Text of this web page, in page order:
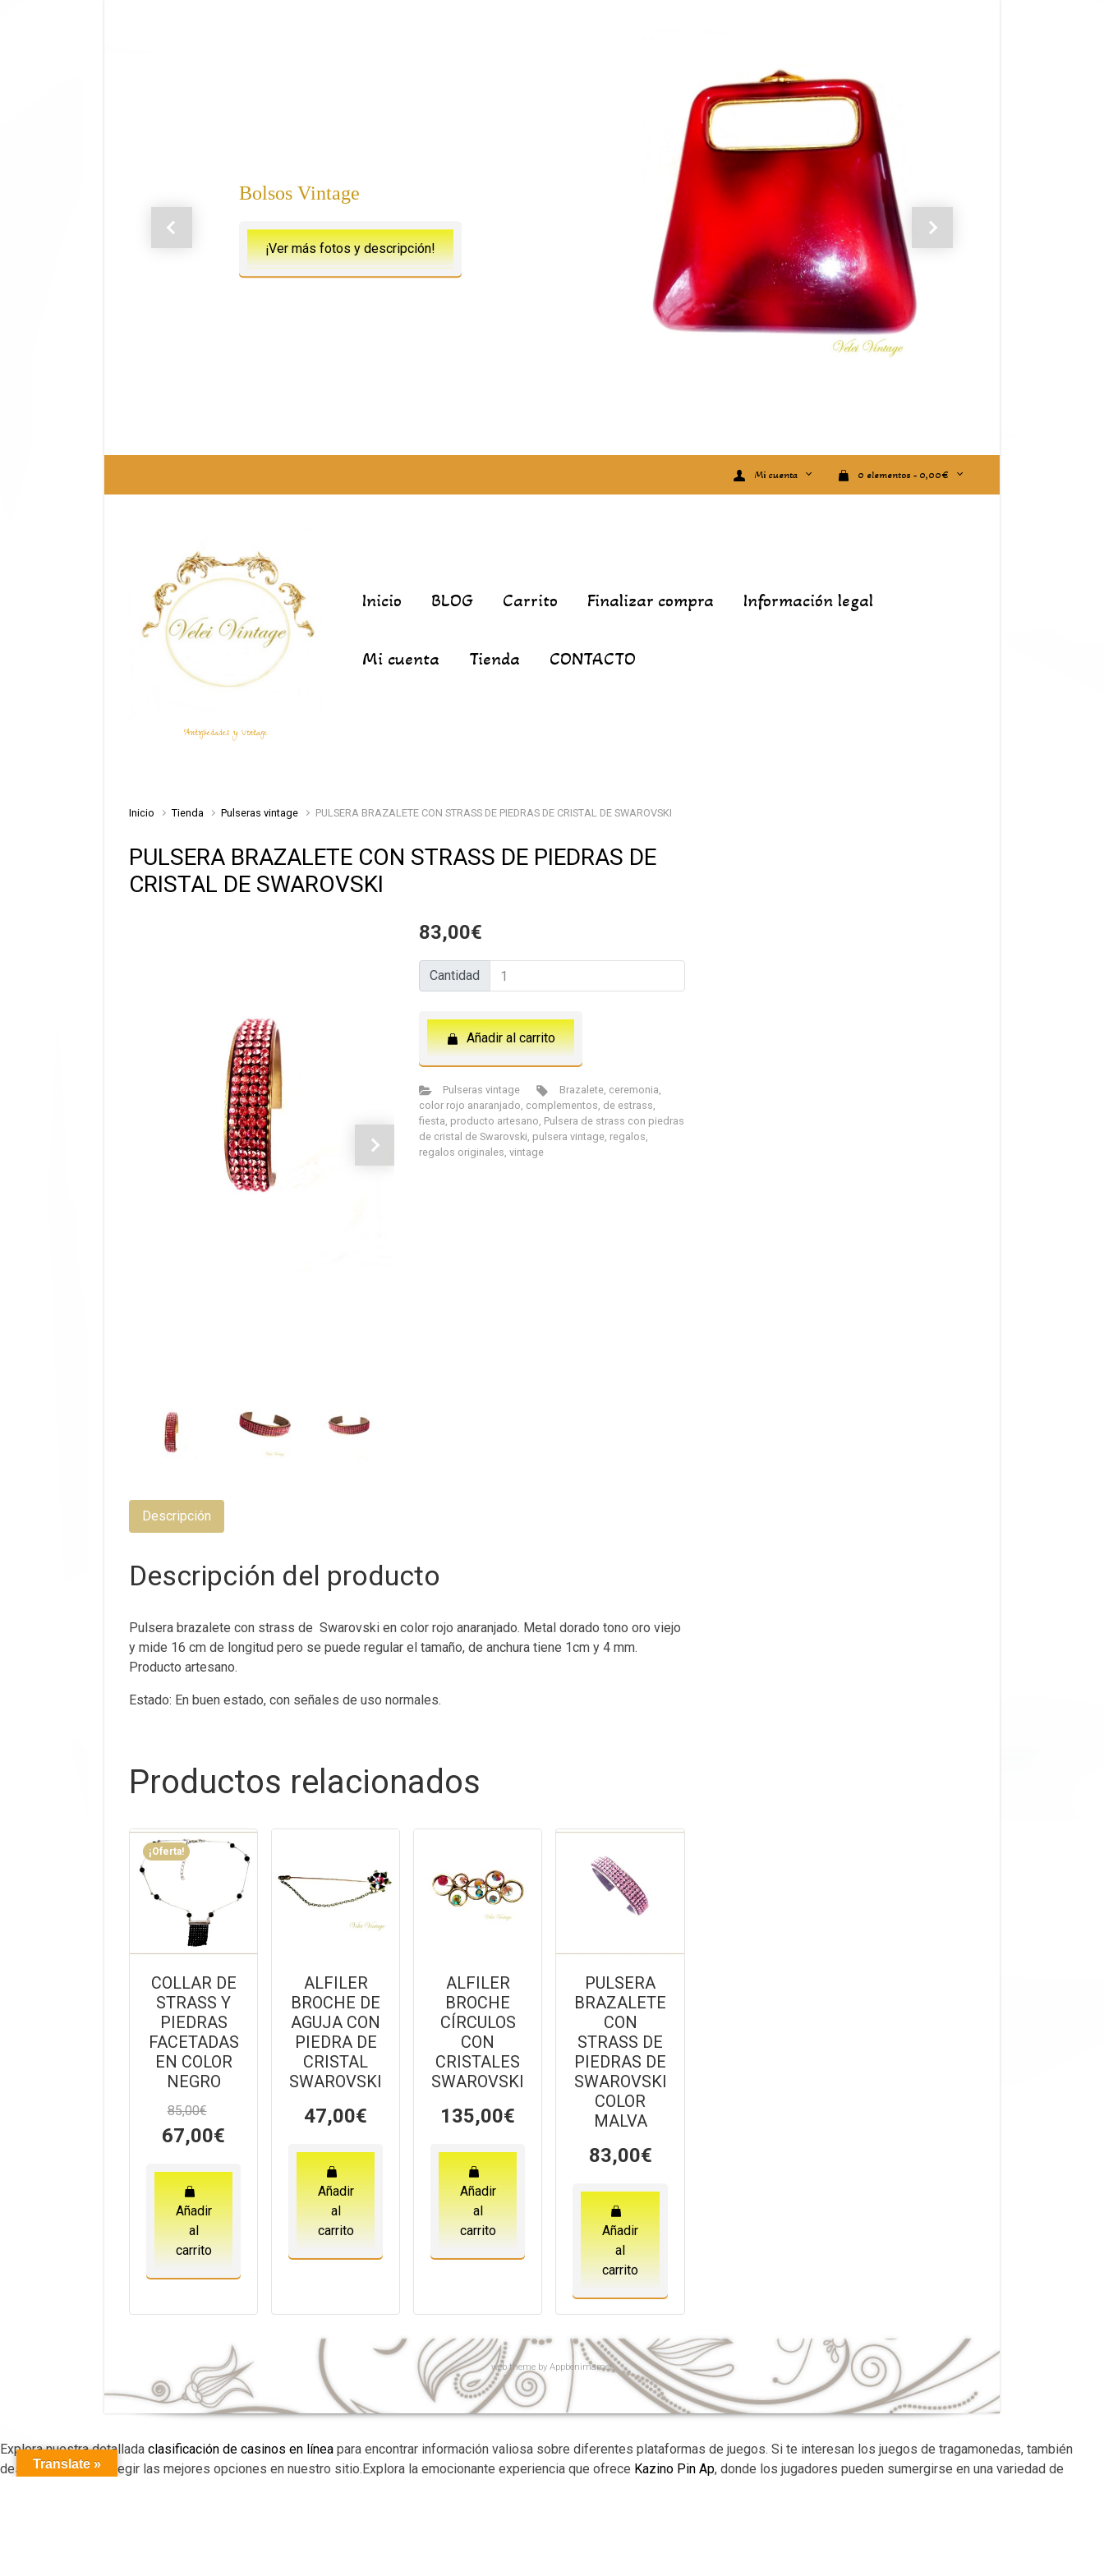
Bolsos Vintage
¡Ver más fotos y descripción!
Anterior Siguiente
Mi cuenta 0 elementos - 0,00€
Antigüedades y Vintage
Inicio BLOG Carrito Finalizar compra Información legal
Mi cuenta Tienda CONTACTO
Inicio Tienda Pulseras vintage PULSERA BRAZALETE CON STRASS DE PIEDRAS DE CRISTAL DE SWAROVSKI
PULSERA BRAZALETE CON STRASS DE PIEDRAS DE
CRISTAL DE SWAROVSKI
Siguiente
83,00€
Cantidad
Cantidad
Añadir al carrito
Pulseras vintage Brazalete, ceremonia,
color rojo anaranjado, complementos, de estrass,
fiesta, producto artesano, Pulsera de strass con piedras
de cristal de Swarovski, pulsera vintage, regalos,
regalos originales,vintage
Descripción
Descripción del producto
Pulsera brazalete con strass de Swarovski en color rojo anaranjado. Metal dorado tono oro viejo
y mide 16 cm de longitud pero se puede regular el tamaño, de anchura tiene 1cm y 4 mm.
Producto artesano.
Estado: En buen estado, con señales de uso normales.
Productos relacionados
¡Oferta!
COLLAR DE
STRASS Y
PIEDRAS
FACETADAS
EN COLOR
NEGRO
85,00€
El
precio
original
85,00€.
67,00€
actual
Añadir
al
carrito
ALFILER
BROCHE DE
AGUJA CON
PIEDRA DE
CRISTAL
SWAROVSKI
47,00€
Añadir
al
carrito
ALFILER
BROCHE
CÍRCULOS
CON
CRISTALES
SWAROVSKI
135,00€
Añadir
al
carrito
PULSERA
BRAZALETE
CON
STRASS DE
PIEDRAS DE
SWAROVSKI
COLOR
MALVA
83,00€
Añadir
al
carrito
webtheme by Appbenimamet
Translate »
Explora nuestra detallada clasificación de casinos en línea para encontrar información valiosa sobre diferentes plataformas de juegos. Si te interesan los juegos de tragamonedas, también
descubrirás cómo elegir las mejores opciones en nuestro sitio.Explora la emocionante experiencia que ofrece Kazino Pin Ap, donde los jugadores pueden sumergirse en una variedad de